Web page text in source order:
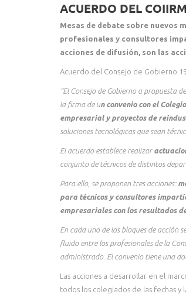
ACUERDO DEL
Mesas de debate sobre nuevos
profesionales y consultores
acciones de difusión, son las
Acuerdo del Consejo de Gobierno
“El Consejo de Gobierno a propuesta
la firma de un convenio con el
empresarial y proyectos de
soluciones tecnológicas que sean
El acuerdo establece realizar
conjunto de técnicos de distintos
Para ello, se proponen tres acciones:
para técnicos y consultores
empresariales con los resultados
En cada uno de los bloques de
fluido entre los profesionales de la
administrado. El convenio tiene una
Las acciones a desarrollar en el
todos los colegiados de las fechas y